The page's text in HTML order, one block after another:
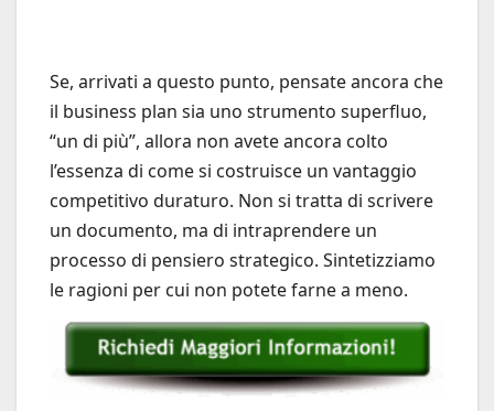
Se, arrivati a questo punto, pensate ancora che
il business plan sia uno strumento superfluo,
“un di più”, allora non avete ancora colto
l’essenza di come si costruisce un vantaggio
competitivo duraturo. Non si tratta di scrivere
un documento, ma di intraprendere un
processo di pensiero strategico. Sintetizziamo
le ragioni per cui non potete farne a meno.